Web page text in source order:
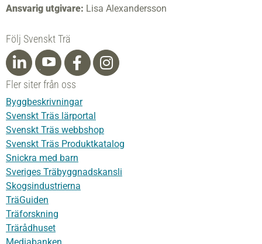
Ansvarig utgivare: Lisa Alexandersson
Följ Svenskt Trä
Fler siter från oss
Byggbeskrivningar
Svenskt Träs lärportal
Svenskt Träs webbshop
Svenskt Träs Produktkatalog
Snickra med barn
Sveriges Träbyggnadskansli
Skogsindustrierna
TräGuiden
Träforskning
Trärådhuset